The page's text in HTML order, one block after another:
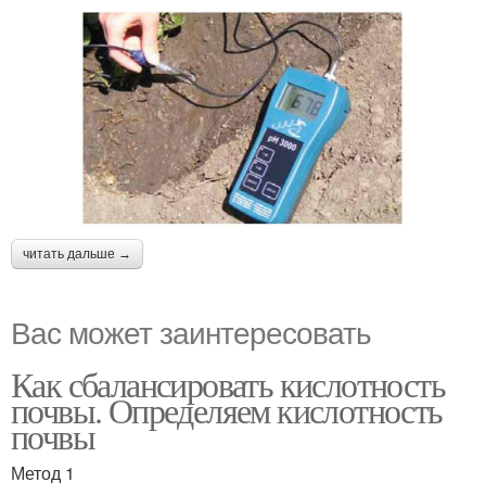
читать дальше →
Вас может заинтересовать
Как сбалансировать кислотность
почвы. Определяем кислотность
почвы
Метод 1